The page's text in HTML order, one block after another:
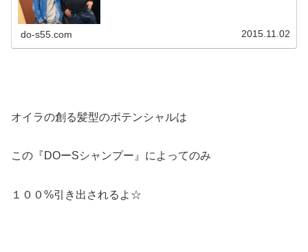
do-s55.com 2015.11.02
オイラの創る髪型のポテンシャルは
この『DOーSシャンプー』によってのみ
１００%引き出されるよ☆